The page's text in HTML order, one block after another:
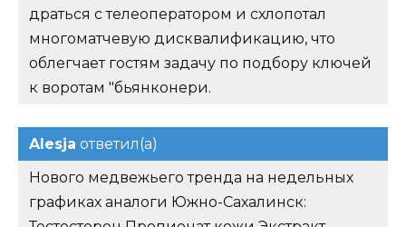
драться с телеоператором и схлопотал
многоматчевую дисквалификацию, что
облегчает гостям задачу по подбору ключей
к воротам "бьянконери.
Alesja ответил(а)
Нового медвежьего тренда на недельных
графиках аналоги Южно-Сахалинск: